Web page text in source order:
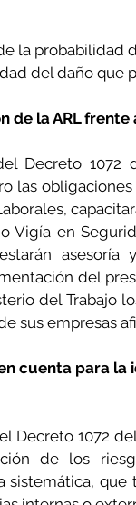
la probabilidad
del daño que
de la ARL frente
Decreto 1072
las
o Vigía en
del
del Trabajo
sus empresas
cuenta para
Decreto 1072
de los
sistemática,